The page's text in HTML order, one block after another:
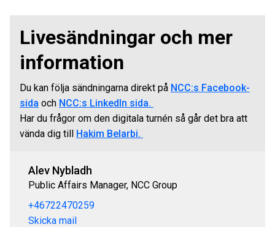
Livesändningar och mer
information
Du kan följa sändningarna direkt på NCC:s Facebook-
sida och NCC:s LinkedIn sida.
Har du frågor om den digitala turnén så går det bra att
vända dig till Hakim Belarbi.
Alev Nybladh
Public Affairs Manager, NCC Group
+46722470259
Skicka mail